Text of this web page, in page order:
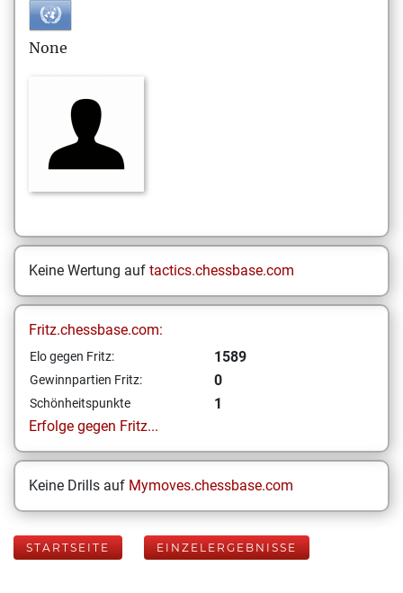
None
Keine Wertung auf tactics.chessbase.com
Fritz.chessbase.com:
Elo gegen Fritz: 1589
Gewinnpartien Fritz: 0
Schönheitspunkte
1
Erfolge gegen Fritz...
Keine Drills auf Mymoves.chessbase.com
STARTSEITE EINZELERGEBNISSE